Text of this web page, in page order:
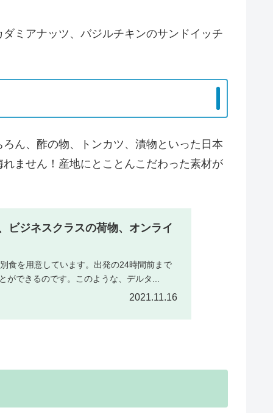
ミアナッツ、バジルチキンのサンドイッチ
ん、酢の物、トンカツ、漬物といった日本
ません！産地にとことんこだわった素材が
ビジネスクラスの荷物、オンライ
食を用意しています。出発の24時間前まで
できるのです。このような、デルタ...
2021.11.16